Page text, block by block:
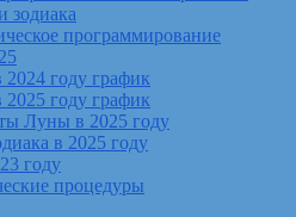
зодиака
программирование
2024 году график
2025 году график
Луны в 2025 году
в 2025 году
году
процедуры